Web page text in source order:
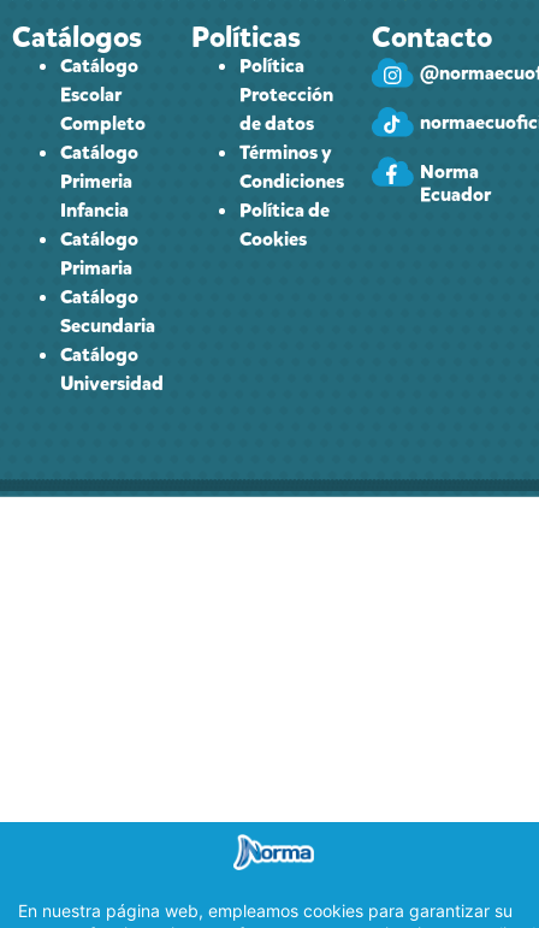
Catálogos
Catálogo
Escolar
Completo
Catálogo
Primeria
Infancia
Catálogo
Primaria
Catálogo
Secundaria
Catálogo
Universidad
Políticas
Política
Protección
de datos
Términos y
Condiciones
Política de
Cookies
Contacto
Norma
Ecuador